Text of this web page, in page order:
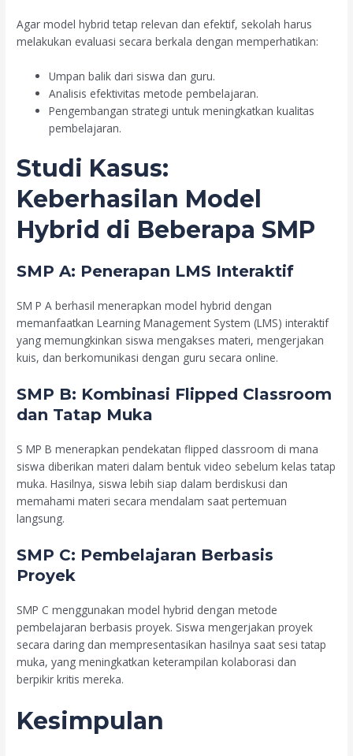
Agar model hybrid tetap relevan dan efektif, sekolah harus
melakukan evaluasi secara berkala dengan memperhatikan:
Umpan balik dari siswa dan guru.
Analisis efektivitas metode pembelajaran.
Pengembangan strategi untuk meningkatkan kualitas
pembelajaran.
Studi Kasus:
Keberhasilan Model
Hybrid di Beberapa SMP
SMP A: Penerapan LMS Interaktif
SM P A berhasil menerapkan model hybrid dengan
memanfaatkan Learning Management System (LMS) interaktif
yang memungkinkan siswa mengakses materi, mengerjakan
kuis, dan berkomunikasi dengan guru secara online.
SMP B: Kombinasi Flipped Classroom
dan Tatap Muka
S MP B menerapkan pendekatan flipped classroom di mana
siswa diberikan materi dalam bentuk video sebelum kelas tatap
muka. Hasilnya, siswa lebih siap dalam berdiskusi dan
memahami materi secara mendalam saat pertemuan
langsung.
SMP C: Pembelajaran Berbasis
Proyek
SMP C menggunakan model hybrid dengan metode
pembelajaran berbasis proyek. Siswa mengerjakan proyek
secara daring dan mempresentasikan hasilnya saat sesi tatap
muka, yang meningkatkan keterampilan kolaborasi dan
berpikir kritis mereka.
Kesimpulan